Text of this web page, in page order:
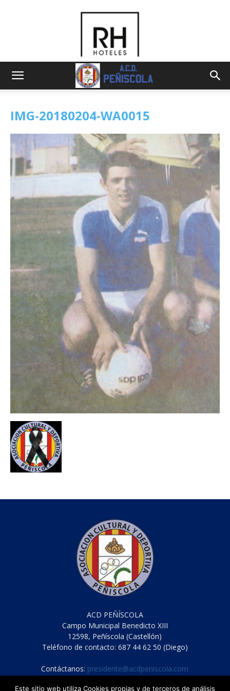
IMG-20180204-WA0015
ACD PEÑÍSCOLA
Campo Municipal Benedicto XIII
12598, Peñíscola (Castellón)
Teléfono de contacto: 687 44 62 50 (Diego)
Contáctanos: presidente@acdpeniscola.com
Este sitio web utiliza Cookies propias y de terceros de análisis